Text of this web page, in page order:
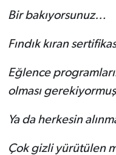
Bir bakıyorsunuz…
Fındık kıran
Eğlence
olması
Ya da herkesin
Çok gizli yürütülen